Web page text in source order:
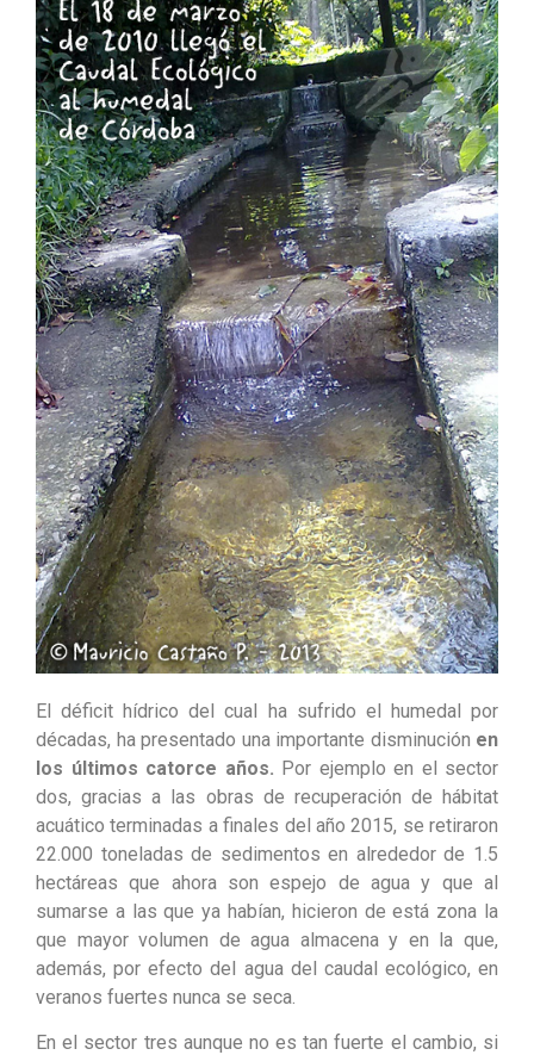
El déficit hídrico del cual ha sufrido el humedal por
décadas, ha presentado una importante disminución en
los últimos catorce años. Por ejemplo en el sector
dos, gracias a las obras de recuperación de hábitat
acuático terminadas a finales del año 2015, se retiraron
22.000 toneladas de sedimentos en alrededor de 1.5
hectáreas que ahora son espejo de agua y que al
sumarse a las que ya habían, hicieron de está zona la
que mayor volumen de agua almacena y en la que,
además, por efecto del agua del caudal ecológico, en
veranos fuertes nunca se seca.
En el sector tres aunque no es tan fuerte el cambio, si